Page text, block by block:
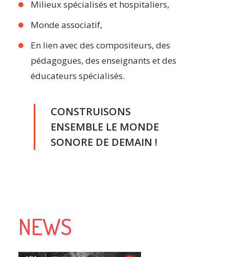
Milieux spécialisés et hospitaliers,
Monde associatif,
En lien avec des compositeurs, des
pédagogues, des enseignants et des
éducateurs spécialisés.
CONSTRUISONS
ENSEMBLE LE MONDE
SONORE DE DEMAIN !
NEWS